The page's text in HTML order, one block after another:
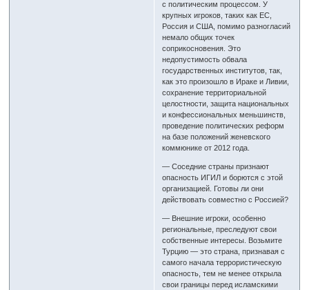
с политическим процессом. У
крупных игроков, таких как ЕС,
Россия и США, помимо разногласий
немало общих точек
соприкосновения. Это
недопустимость обвала
государственных институтов, так,
как это произошло в Ираке и Ливии,
сохранение территориальной
целостности, защита национальных
и конфессиональных меньшинств,
проведение политических реформ
на базе положений женевского
коммюнике от 2012 года.
— Соседние страны признают
опасность ИГИЛ и борются с этой
организацией. Готовы ли они
действовать совместно с Россией?
— Внешние игроки, особенно
региональные, преследуют свои
собственные интересы. Возьмите
Турцию — это страна, признавая с
самого начала террористическую
опасность, тем не менее открыла
свои границы перед исламскими